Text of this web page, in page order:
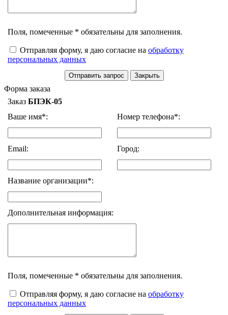
Поля, помеченные * обязательны для заполнения.
Отправляя форму, я даю согласие на обработку
персональных данных
Форма заказа
Заказ БПЭК-05
Ваше имя*:
Номер телефона*:
Email: Город:
Название организации*:
Дополнительная информация:
Поля, помеченные * обязательны для заполнения.
Отправляя форму, я даю согласие на обработку
персональных данных